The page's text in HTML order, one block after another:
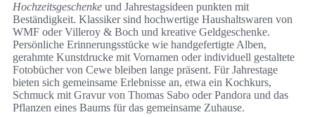
Hochzeitsgeschenke und Jahrestagsideen punkten mit
Beständigkeit. Klassiker sind hochwertige Haushaltswaren von
WMF oder Villeroy & Boch und kreative Geldgeschenke.
Persönliche Erinnerungsstücke wie handgefertigte Alben,
gerahmte Kunstdrucke mit Vornamen oder individuell gestaltete
Fotobücher von Cewe bleiben lange präsent. Für Jahrestage
bieten sich gemeinsame Erlebnisse an, etwa ein Kochkurs,
Schmuck mit Gravur von Thomas Sabo oder Pandora und das
Pflanzen eines Baums für das gemeinsame Zuhause.